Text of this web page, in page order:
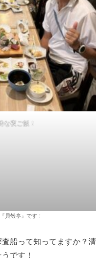
な夜ご飯！
貝殻亭』です！
船って知ってますか？清
です！